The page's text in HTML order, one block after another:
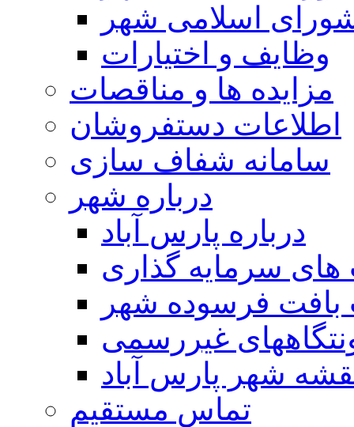
اسلامی شهر
وظایف و اختیارات
مزایده ها و مناقصات
اطلاعات دستفروشان
سامانه شفاف سازی
درباره شهر
درباره پارس آباد
سرمایه گذاری
بافت فرسوده شهر
غیررسمی
شهر پارس آباد
تماس مستقیم